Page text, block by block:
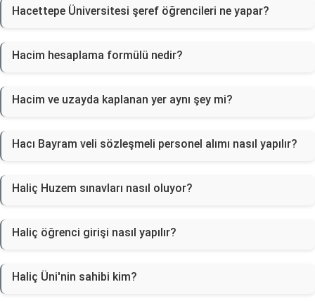
Hacettepe Üniversitesi şeref öğrencileri ne yapar?
Hacim hesaplama formülü nedir?
Hacim ve uzayda kaplanan yer aynı şey mi?
Hacı Bayram veli sözleşmeli personel alımı nasıl yapılır?
Haliç Huzem sınavları nasıl oluyor?
Haliç öğrenci girişi nasıl yapılır?
Haliç Üni'nin sahibi kim?